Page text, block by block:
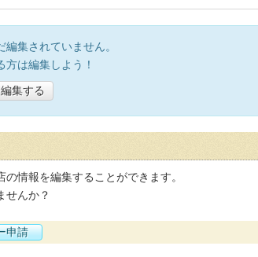
集されていません。
方は編集しよう！
集する
情報を編集することができます。
せんか？
申請